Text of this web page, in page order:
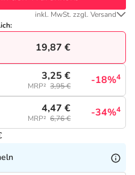
inkl. MwSt. zzgl. Versand
19,87 €
3,25 €
MRP² 3,95 € -18%4
4,47 €
MRP² 6,76 € -34%4